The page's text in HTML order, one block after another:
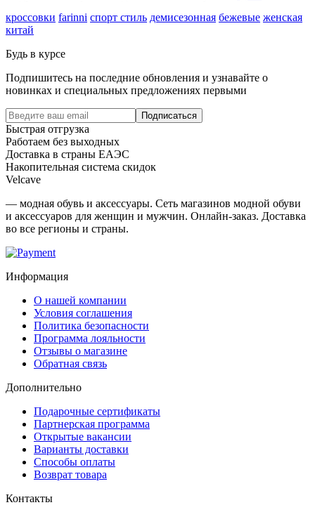
кроссовки farinni спорт стиль демисезонная бежевые женская
китай
Будь в курсе
Подпишитесь на последние обновления и узнавайте о
новинках и специальных предложениях первыми
Подписаться
Быстрая отгрузка
Работаем без выходных
Доставка в страны ЕАЭС
Накопительная система скидок
Velcave
— модная обувь и аксессуары. Сеть магазинов модной обуви
и аксессуаров для женщин и мужчин. Онлайн-заказ. Доставка
во все регионы и страны.
Информация
О нашей компании
Условия соглашения
Политика безопасности
Программа лояльности
Отзывы о магазине
Обратная связь
Дополнительно
Подарочные сертификаты
Партнерская программа
Открытые вакансии
Варианты доставки
Способы оплаты
Возврат товара
Контакты